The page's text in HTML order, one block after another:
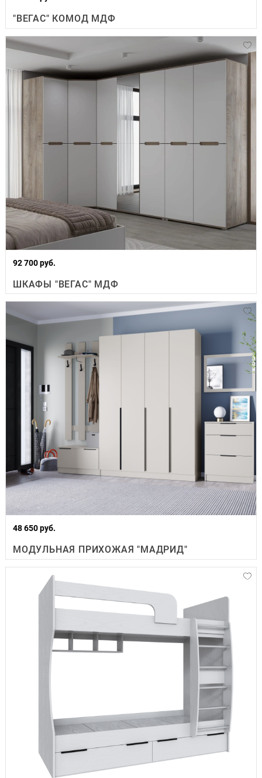
"ВЕГАС" КОМОД МДФ
92 700 руб.
ШКАФЫ "ВЕГАС" МДФ
48 650 руб.
МОДУЛЬНАЯ ПРИХОЖАЯ "МАДРИД"